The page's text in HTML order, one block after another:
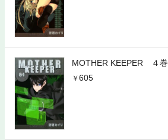
MOTHER KEEPER ４巻
605